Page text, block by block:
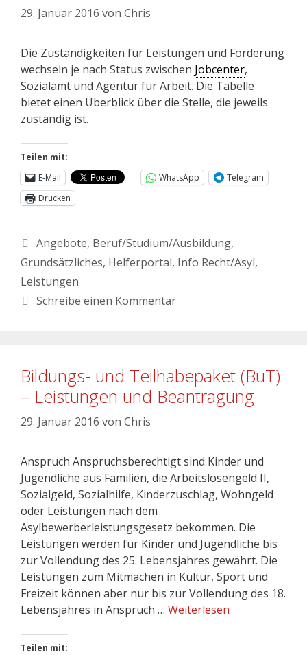
29. Januar 2016 von Chris
Die Zuständigkeiten für Leistungen und Förderung
wechseln je nach Status zwischen Jobcenter,
Sozialamt und Agentur für Arbeit. Die Tabelle
bietet einen Überblick über die Stelle, die jeweils
zuständig ist.
Teilen mit:
E-Mail
WhatsApp
Telegram
Drucken
Angebote, Beruf/Studium/Ausbildung,
Grundsätzliches, Helferportal, Info Recht/Asyl,
Leistungen
Schreibe einen Kommentar
Bildungs- und Teilhabepaket (BuT)
– Leistungen und Beantragung
29. Januar 2016 von Chris
Anspruch Anspruchsberechtigt sind Kinder und
Jugendliche aus Familien, die Arbeitslosengeld II,
Sozialgeld, Sozialhilfe, Kinderzuschlag, Wohngeld
oder Leistungen nach dem
Asylbewerberleistungsgesetz bekommen. Die
Leistungen werden für Kinder und Jugendliche bis
zur Vollendung des 25. Lebensjahres gewährt. Die
Leistungen zum Mitmachen in Kultur, Sport und
Freizeit können aber nur bis zur Vollendung des 18.
Lebensjahres in Anspruch … Weiterlesen
Teilen mit: